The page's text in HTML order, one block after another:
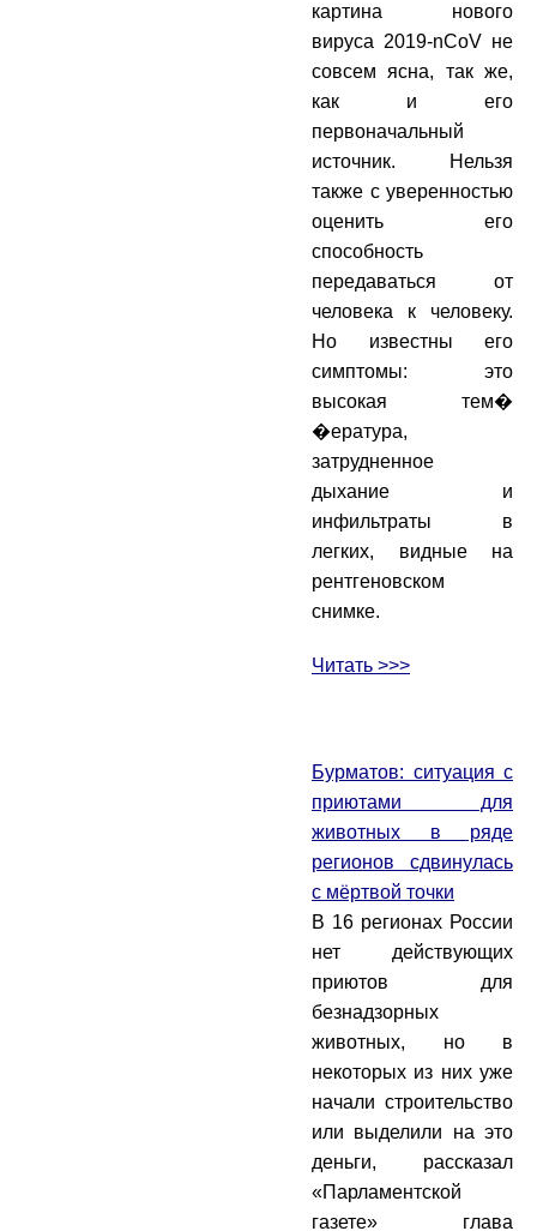
картина нового
вируса 2019-nCoV не
совсем ясна, так же,
как и его
первоначальный
источник. Нельзя
также с уверенностью
оценить его
способность
передаваться от
человека к человеку.
Но известны его
симптомы: это
высокая тем�
�ература,
затрудненное
дыхание и
инфильтраты в
легких, видные на
рентгеновском
снимке.
Читать >>>
Бурматов: ситуация с
приютами для
животных в ряде
регионов сдвинулась
с мёртвой точки
В 16 регионах России
нет действующих
приютов для
безнадзорных
животных, но в
некоторых из них уже
начали строительство
или выделили на это
деньги, рассказал
«Парламентской
газете» глава